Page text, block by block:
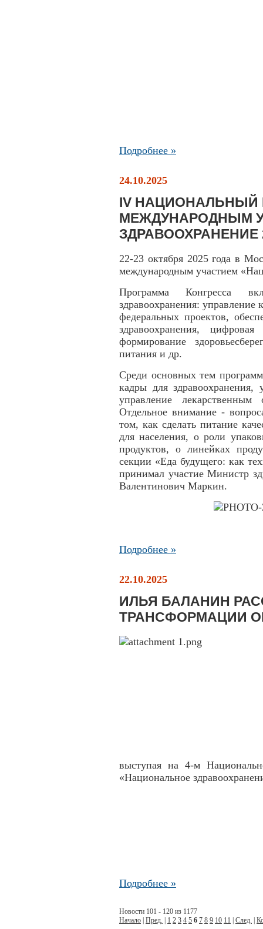
Подробнее »
24.10.2025
IV НАЦИОНАЛЬНЫЙ
МЕЖДУНАРОДНЫМ
ЗДРАВООХРАНЕНИЕ
22-23 октября 2025 года в
международным участием
Программа Конгресса
здравоохранения:
федеральных проектов,
здравоохранения,
формирование
питания и др.
Среди основных тем
кадры для здравоохранения,
управление
Отдельное внимание -
том, как сделать питание
для населения, о роли
продуктов, о линейках
секции «Еда будущего: как
принимал участие Министр
Валентинович Маркин.
Подробнее »
22.10.2025
ИЛЬЯ БАЛАНИН
ТРАНСФОРМАЦИИ
выступая на 4-м
«Национальное
Подробнее »
Новости 101 - 120 из 1177
Начало Пред. 1 2 3 4 5 6 7 8 9 10 11 След.